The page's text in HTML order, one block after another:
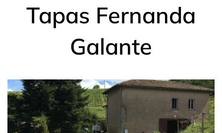
Tapas Fernanda
Galante